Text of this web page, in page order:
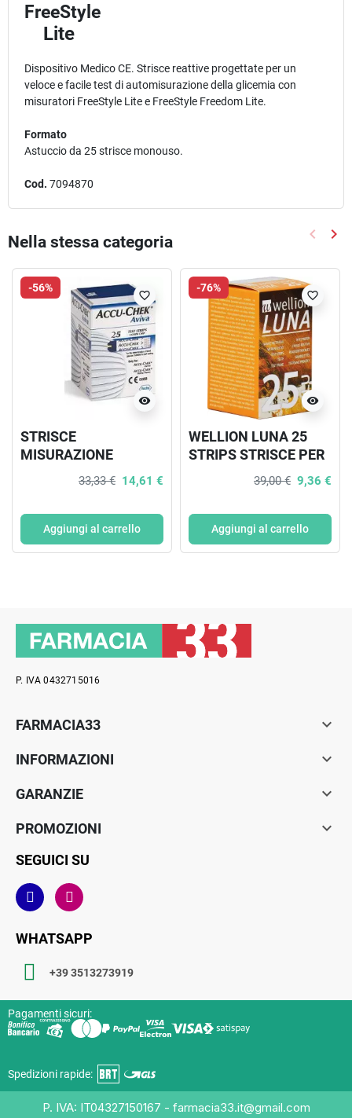
FreeStyle
Lite
Dispositivo Medico CE. Strisce reattive progettate per un
veloce e facile test di automisurazione della glicemia con
misuratori FreeStyle Lite e FreeStyle Freedom Lite.
Formato
Astuccio da 25 strisce monouso.
Cod. 7094870
Nella stessa categoria keyboard_arrow_left keyboard_arrow_right
-56%
visibility
favorite_border
STRISCE
MISURAZIONE
GLICEMIA ACCU-
CHEK AVIVA BRK
33,33 € 14,61 €
Aggiungi al carrello
-76%
visibility
favorite_border
WELLION LUNA 25
STRIPS STRISCE PER
MISURAZIONE
39,00 € 9,36 €
Aggiungi al carrello
P. IVA 0432715016
FARMACIA33 
INFORMAZIONI 
GARANZIE 
PROMOZIONI 
SEGUICI SU
WHATSAPP
+39 3513273919
Pagamenti sicuri:
Spedizioni rapide:
P. IVA: IT04327150167 - farmacia33.it@gmail.com